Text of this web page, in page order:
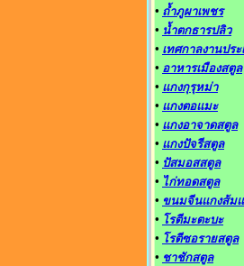
• ถ้ำภูผาเพชร
• น้ำตกธารปลิว
• เทศกาลงานปร
• อาหารเมืองสตูล
• แกงกุรุหม่า
• แกงตอแมะ
• แกงอาจาดสตูล
• แกงปัจรีสตูล
• ปัสมอสสตูล
• ไก่ทอดสตูล
• ขนมจีนแกงส้ม
• โรตีมะตะบะ
• โรตีซอรายสตูล
• ชาชักสตูล